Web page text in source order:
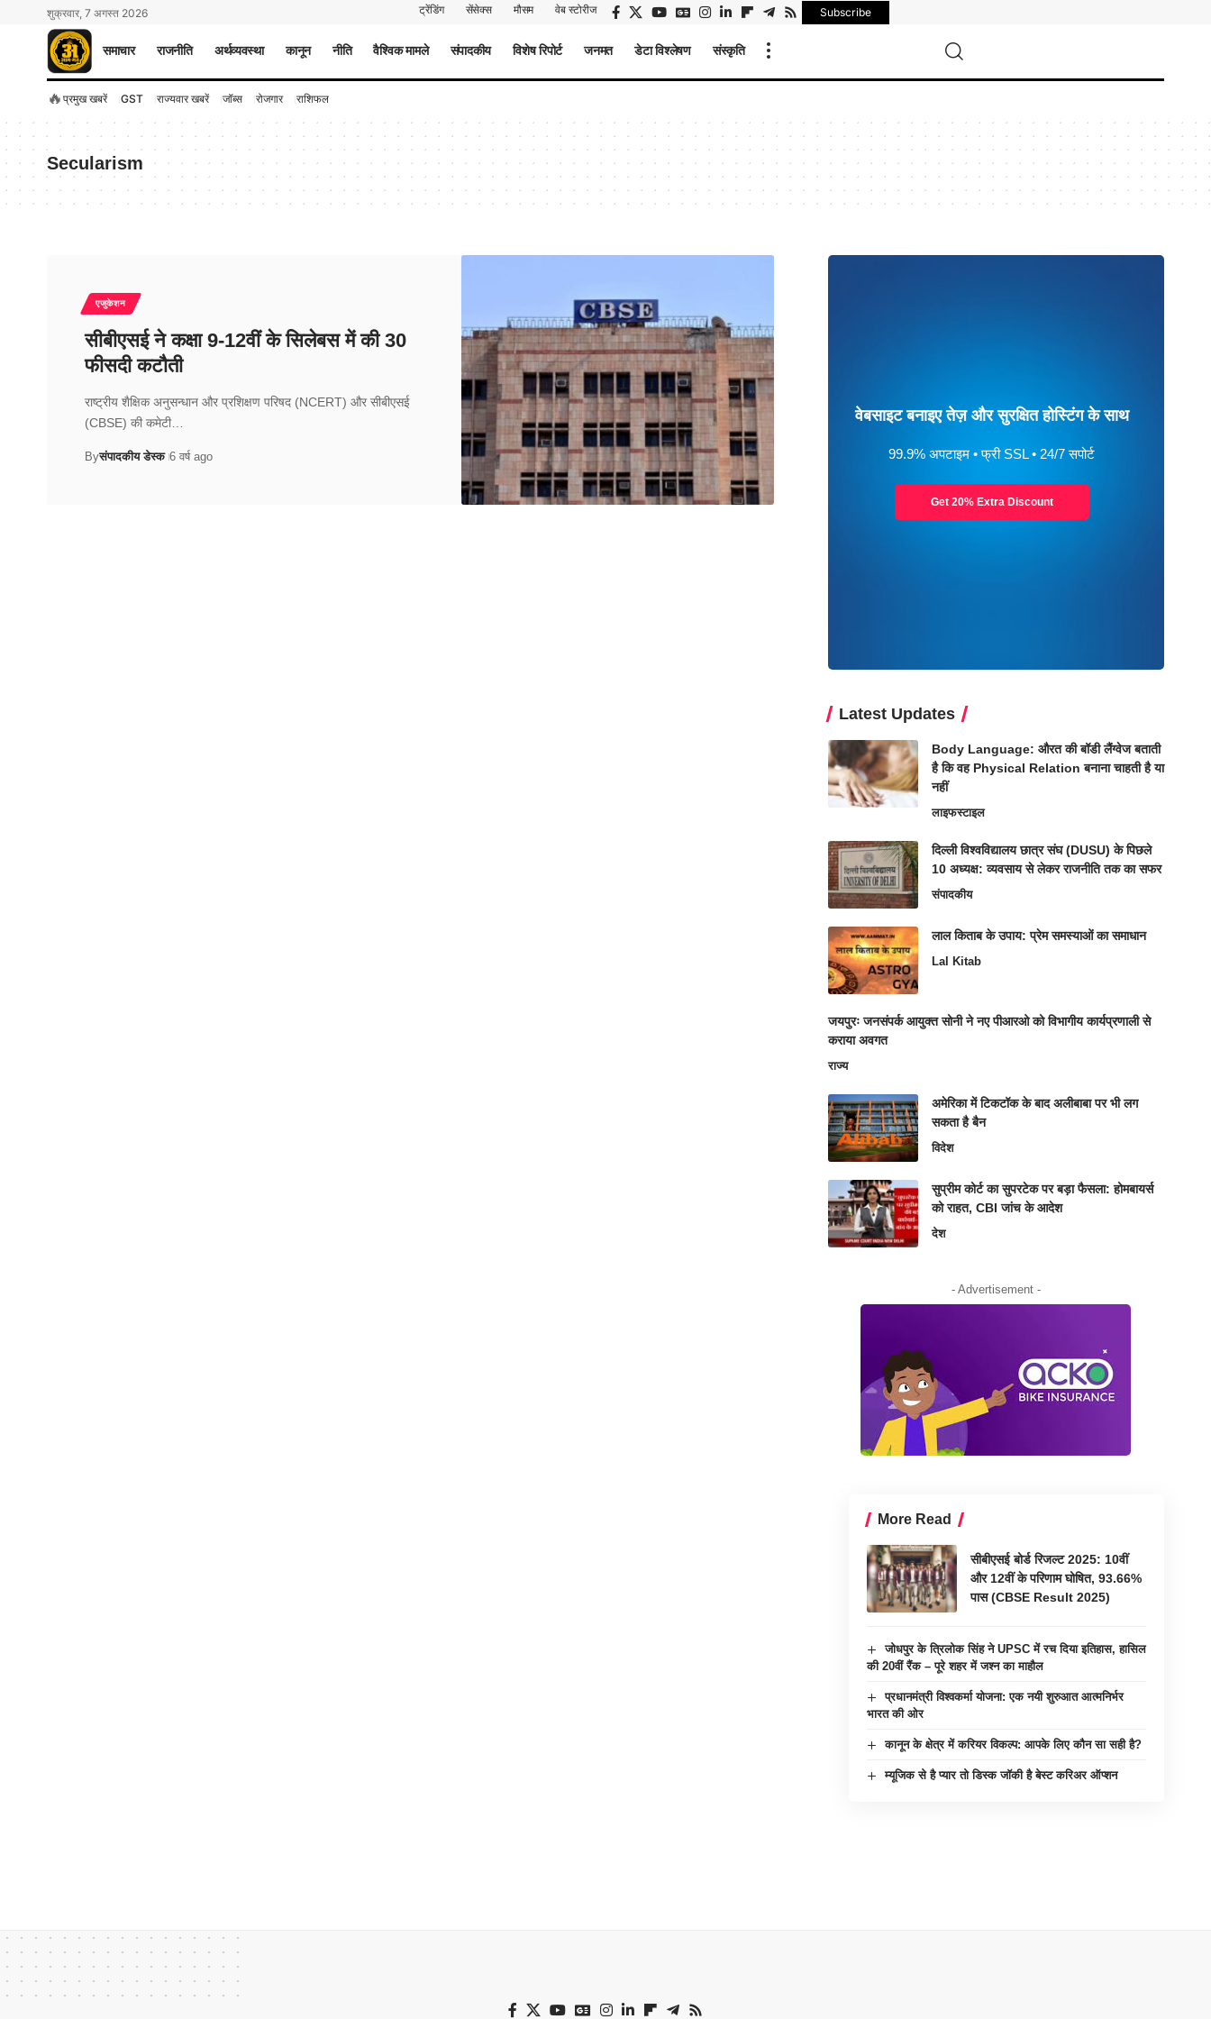
शुक्रवार, 7 अगस्त 2026 ट्रेंडिंग सेंसेक्स मौसम वेब स्टोरीज Subscribe
समाचार राजनीति अर्थव्यवस्था कानून नीति वैश्विक मामले संपादकीय विशेष रिपोर्ट जनमत डेटा विश्लेषण संस्कृति
🔥 प्रमुख खबरें GST राज्यवार खबरें जॉब्स रोजगार राशिफल
Secularism
एजुकेशन
सीबीएसई ने कक्षा 9-12वीं के सिलेबस में की 30
फीसदी कटौती
राष्ट्रीय शैक्षिक अनुसन्धान और प्रशिक्षण परिषद (NCERT) और सीबीएसई
(CBSE) की कमेटी…
Byसंपादकीय डेस्क 6 वर्ष ago
वेबसाइट बनाइए तेज़ और सुरक्षित होस्टिंग के साथ
99.9% अपटाइम • फ्री SSL • 24/7 सपोर्ट
Get 20% Extra Discount
Latest Updates
Body Language: औरत की बॉडी लैंग्वेज बताती
है कि वह Physical Relation बनाना चाहती है या
नहीं
लाइफस्टाइल
दिल्ली विश्वविद्यालय छात्र संघ (DUSU) के पिछले
10 अध्यक्ष: व्यवसाय से लेकर राजनीति तक का सफर
संपादकीय
लाल किताब के उपाय: प्रेम समस्याओं का समाधान
Lal Kitab
जयपुरः जनसंपर्क आयुक्त सोनी ने नए पीआरओ को विभागीय कार्यप्रणाली से
कराया अवगत
राज्य
अमेरिका में टिकटॉक के बाद अलीबाबा पर भी लग
सकता है बैन
विदेश
सुप्रीम कोर्ट का सुपरटेक पर बड़ा फैसला: होमबायर्स
को राहत, CBI जांच के आदेश
देश
- Advertisement -
More Read
सीबीएसई बोर्ड रिजल्ट 2025: 10वीं
और 12वीं के परिणाम घोषित, 93.66%
पास (CBSE Result 2025)
जोधपुर के त्रिलोक सिंह ने UPSC में रच दिया इतिहास, हासिल
की 20वीं रैंक – पूरे शहर में जश्न का माहौल
प्रधानमंत्री विश्वकर्मा योजना: एक नयी शुरुआत आत्मनिर्भर
भारत की ओर
कानून के क्षेत्र में करियर विकल्प: आपके लिए कौन सा सही है?
म्यूजिक से है प्यार तो डिस्क जॉकी है बेस्ट करिअर ऑप्शन